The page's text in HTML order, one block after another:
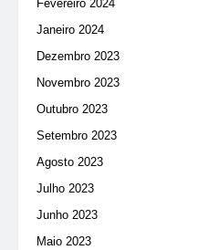
Fevereiro 2024
Janeiro 2024
Dezembro 2023
Novembro 2023
Outubro 2023
Setembro 2023
Agosto 2023
Julho 2023
Junho 2023
Maio 2023